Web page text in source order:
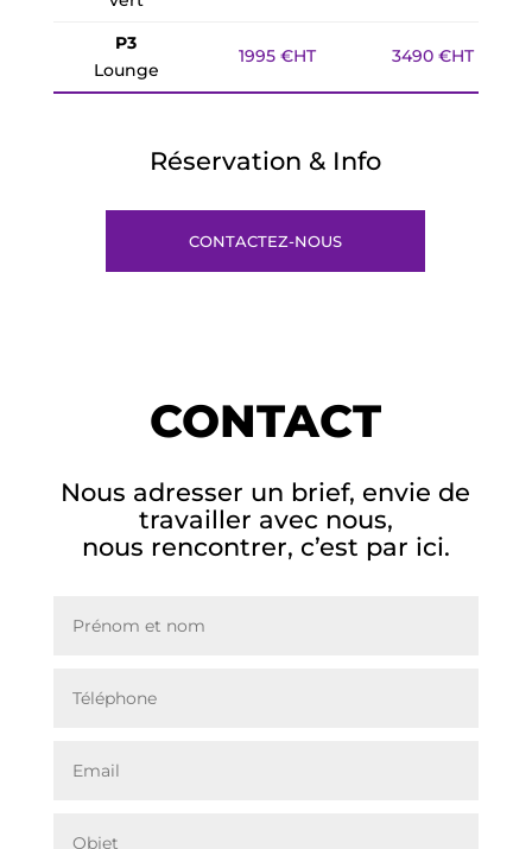
P3
Lounge
1995 €HT 3490 €HT
Réservation & Info
CONTACTEZ-NOUS
CONTACT
Nous adresser un brief, envie de
travailler avec nous,
nous rencontrer, c’est par ici.